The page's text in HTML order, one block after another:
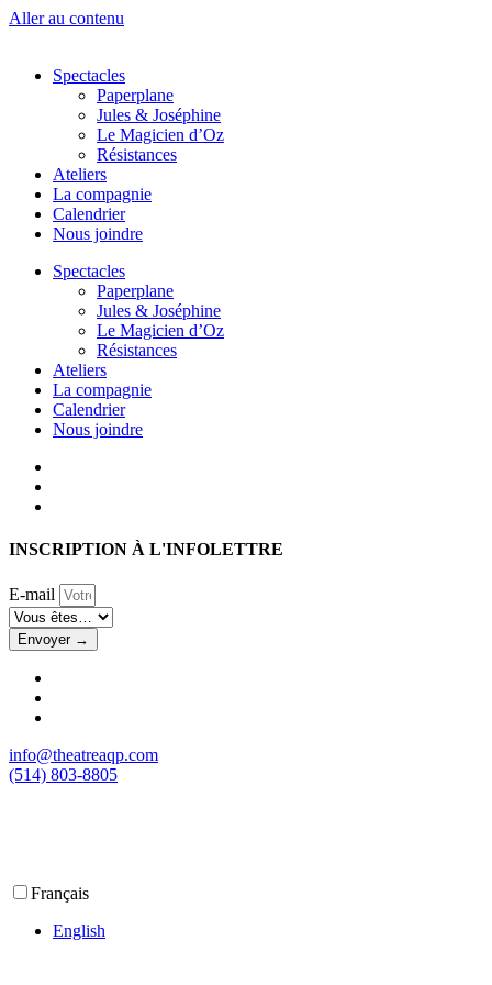
Aller au contenu
Spectacles
Paperplane
Jules & Joséphine
Le Magicien d’Oz
Résistances
Ateliers
La compagnie
Calendrier
Nous joindre
Spectacles
Paperplane
Jules & Joséphine
Le Magicien d’Oz
Résistances
Ateliers
La compagnie
Calendrier
Nous joindre
INSCRIPTION À L'INFOLETTRE
E-mail
Envoyer →
info@theatreaqp.com
(514) 803-8805
Français
English